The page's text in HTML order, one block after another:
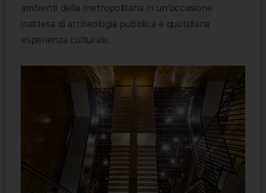
ambienti della metropolitana in un’occasione
inattesa di archeologia pubblica e quotidiana
esperienza culturale.